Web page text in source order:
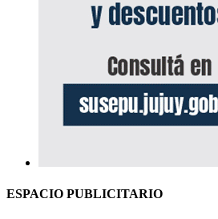
ESPACIO PUBLICITARIO